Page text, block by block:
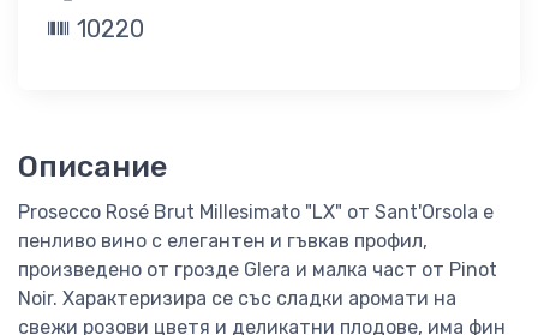
10220
Описание
Prosecco Rosé Brut Millesimato "LX" от Sant'Orsola е
пенливо вино с елегантен и гъвкав профил,
произведено от грозде Glera и малка част от Pinot
Noir. Характеризира се със сладки аромати на
свежи розови цветя и деликатни плодове, има фин